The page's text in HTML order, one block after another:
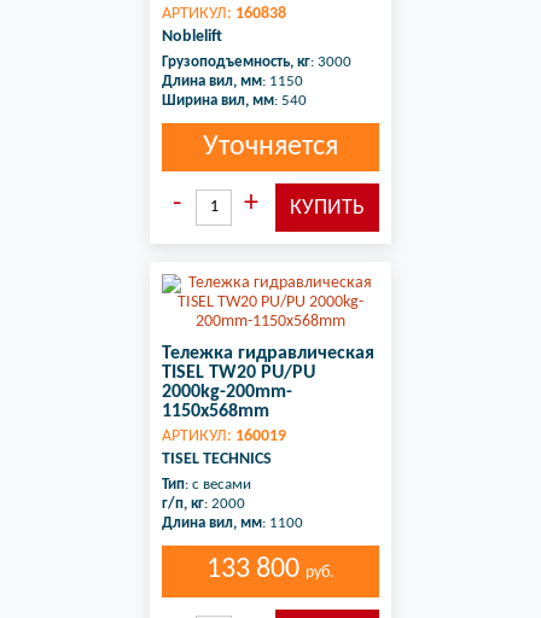
АРТИКУЛ: 160838
Noblelift
Грузоподъемность, кг: 3000
Длина вил, мм: 1150
Ширина вил, мм: 540
Уточняется
Тележка гидравлическая
TISEL TW20 PU/PU
2000kg-200mm-
1150x568mm
АРТИКУЛ: 160019
TISEL TECHNICS
Тип: с весами
г/п, кг: 2000
Длина вил, мм: 1100
133 800 руб.